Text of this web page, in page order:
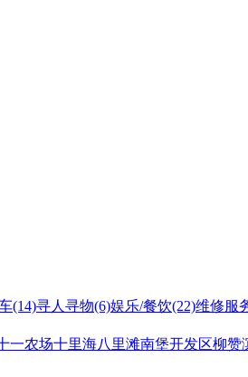
(14)寻人寻物(6)娱乐/餐饮(22)维修服
一农场十里海八里滩南堡开发区柳赞